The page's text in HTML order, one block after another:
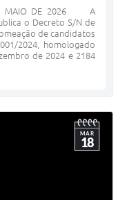
DE MAIO DE 2026 A
o Decreto S/N de
de candidatos
2024, homologado
de 2024 e 2184
MAR
18